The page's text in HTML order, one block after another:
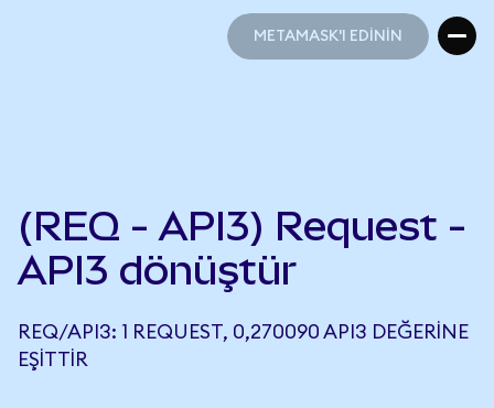
METAMASK'I EDİNİN
(REQ - API3) Request -
API3 dönüştür
REQ/API3: 1 REQUEST, 0,270090 API3 DEĞERINE
EŞITTIR